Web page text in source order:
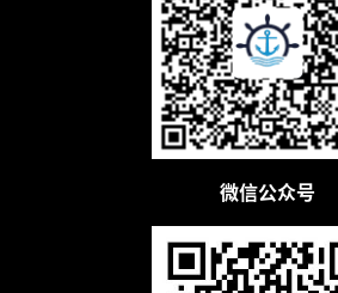
微信公众号